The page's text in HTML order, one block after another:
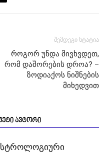
შემდეგი სტატია
როგორ უნდა მივხვდეთ,
რომ დაშორების დროა? –
ზოდიაქოს ნიშნების
მიხედვით
ავტორი